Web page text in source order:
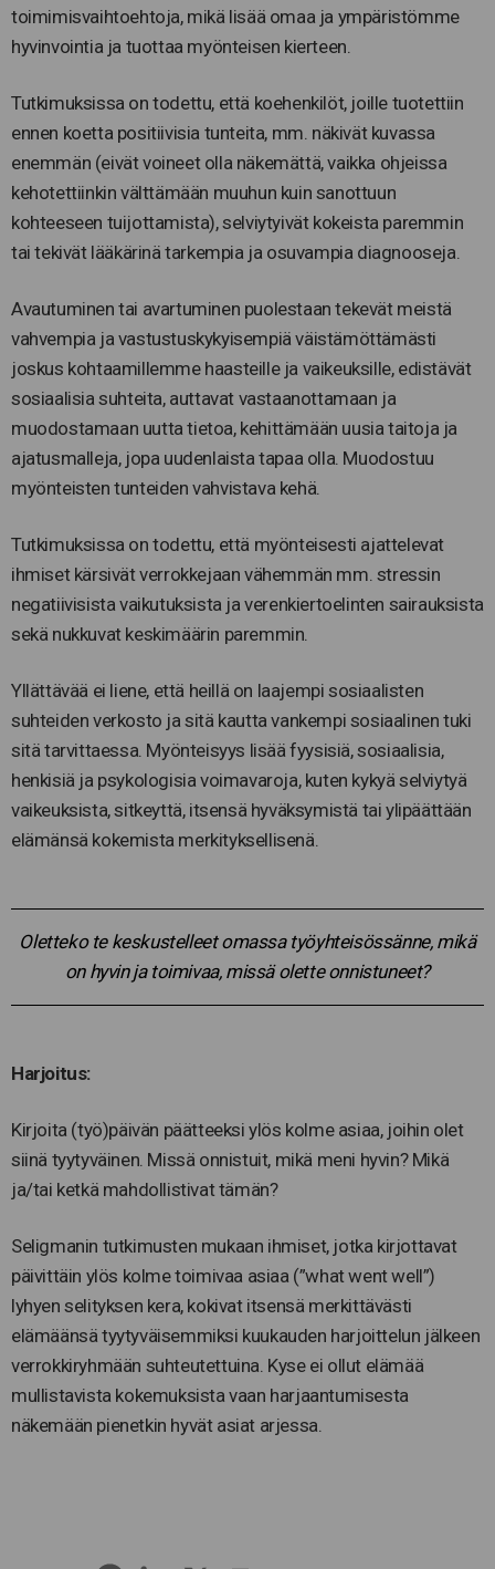
toimimisvaihtoehtoja, mikä lisää omaa ja ympäristömme
hyvinvointia ja tuottaa myönteisen kierteen.
Tutkimuksissa on todettu, että koehenkilöt, joille tuotettiin
ennen koetta positiivisia tunteita, mm. näkivät kuvassa
enemmän (eivät voineet olla näkemättä, vaikka ohjeissa
kehotettiinkin välttämään muuhun kuin sanottuun
kohteeseen tuijottamista), selviytyivät kokeista paremmin
tai tekivät lääkärinä tarkempia ja osuvampia diagnooseja.
Avautuminen tai avartuminen puolestaan tekevät meistä
vahvempia ja vastustuskykyisempiä väistämöttämästi
joskus kohtaamillemme haasteille ja vaikeuksille, edistävät
sosiaalisia suhteita, auttavat vastaanottamaan ja
muodostamaan uutta tietoa, kehittämään uusia taitoja ja
ajatusmalleja, jopa uudenlaista tapaa olla. Muodostuu
myönteisten tunteiden vahvistava kehä.
Tutkimuksissa on todettu, että myönteisesti ajattelevat
ihmiset kärsivät verrokkejaan vähemmän mm. stressin
negatiivisista vaikutuksista ja verenkiertoelinten sairauksista
sekä nukkuvat keskimäärin paremmin.
Yllättävää ei liene, että heillä on laajempi sosiaalisten
suhteiden verkosto ja sitä kautta vankempi sosiaalinen tuki
sitä tarvittaessa. Myönteisyys lisää fyysisiä, sosiaalisia,
henkisiä ja psykologisia voimavaroja, kuten kykyä selviytyä
vaikeuksista, sitkeyttä, itsensä hyväksymistä tai ylipäättään
elämänsä kokemista merkityksellisenä.
Oletteko te keskustelleet omassa työyhteisössänne, mikä
on hyvin ja toimivaa, missä olette onnistuneet?
Harjoitus:
Kirjoita (työ)päivän päätteeksi ylös kolme asiaa, joihin olet
siinä tyytyväinen. Missä onnistuit, mikä meni hyvin? Mikä
ja/tai ketkä mahdollistivat tämän?
Seligmanin tutkimusten mukaan ihmiset, jotka kirjottavat
päivittäin ylös kolme toimivaa asiaa (”what went well”)
lyhyen selityksen kera, kokivat itsensä merkittävästi
elämäänsä tyytyväisemmiksi kuukauden harjoittelun jälkeen
verrokkiryhmään suhteutettuina. Kyse ei ollut elämää
mullistavista kokemuksista vaan harjaantumisesta
näkemään pienetkin hyvät asiat arjessa.